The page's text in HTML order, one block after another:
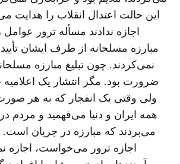
این حالت اعتدال انقلاب را هدایت
اجازه ندادند مسأله ترور
مبارزه مسلحانه از طرف ایشان
نمی‌کردند. چون تبلیغ مبارزه
ضرورت بود. مگر انتشار یک
ولی وقتی یک انفجار که به هر
همه ایران و دنیا می‌فهمید و مردم
می‌بردند که مبارزه در جریان
اجازه ترور می‌خواست، اجازه